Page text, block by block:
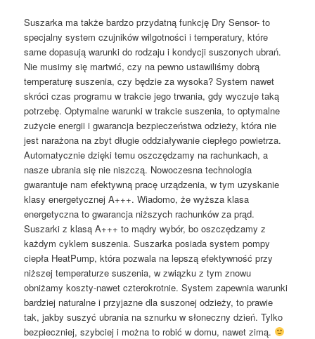
Suszarka ma także bardzo przydatną funkcję Dry Sensor- to
specjalny system czujników wilgotności i temperatury, które
same dopasują warunki do rodzaju i kondycji suszonych ubrań.
Nie musimy się martwić, czy na pewno ustawiliśmy dobrą
temperaturę suszenia, czy będzie za wysoka? System nawet
skróci czas programu w trakcie jego trwania, gdy wyczuje taką
potrzebę. Optymalne warunki w trakcie suszenia, to optymalne
zużycie energii i gwarancja bezpieczeństwa odzieży, która nie
jest narażona na zbyt długie oddziaływanie ciepłego powietrza.
Automatycznie dzięki temu oszczędzamy na rachunkach, a
nasze ubrania się nie niszczą. Nowoczesna technologia
gwarantuje nam efektywną pracę urządzenia, w tym uzyskanie
klasy energetycznej A+++. Wiadomo, że wyższa klasa
energetyczna to gwarancja niższych rachunków za prąd.
Suszarki z klasą A+++ to mądry wybór, bo oszczędzamy z
każdym cyklem suszenia. Suszarka posiada system pompy
ciepła HeatPump, która pozwala na lepszą efektywność przy
niższej temperaturze suszenia, w związku z tym znowu
obniżamy koszty-nawet czterokrotnie. System zapewnia warunki
bardziej naturalne i przyjazne dla suszonej odzieży, to prawie
tak, jakby suszyć ubrania na sznurku w słoneczny dzień. Tylko
bezpieczniej, szybciej i można to robić w domu, nawet zimą.